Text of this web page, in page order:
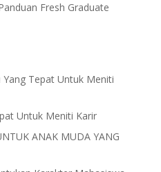
Fresh Graduate
Yang Tepat Untuk Meniti
Untuk Meniti Karir
ANAK MUDA YANG